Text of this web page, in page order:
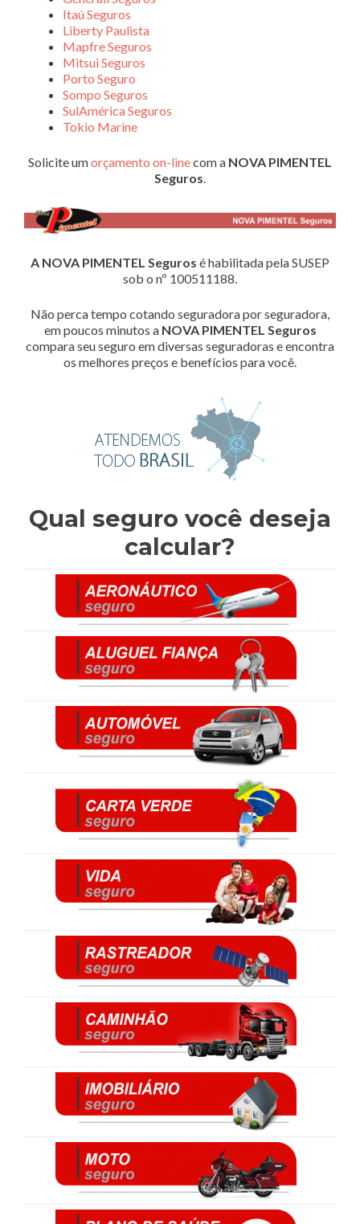
Itaú Seguros
Liberty Paulista
Mapfre Seguros
Mitsui Seguros
Porto Seguro
Sompo Seguros
SulAmérica Seguros
Tokio Marine
Solicite umorçamento on-linecom a NOVA PIMENTEL
Seguros.
A NOVA PIMENTEL Seguros é habilitada pela SUSEP
sob o nº 100511188.
Não perca tempo cotando seguradora por seguradora,
em poucos minutos a NOVA PIMENTEL Seguros
compara seu seguro em diversas seguradoras e encontra
os melhores preços e benefícios para você.
Qual seguro você deseja
calcular?